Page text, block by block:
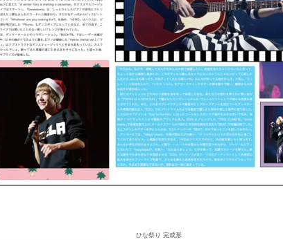
ひな祭り 完成形